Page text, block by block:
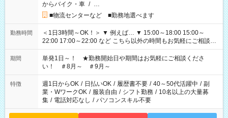
からバイク・車 / …
■物流センターなど ■勤務地選べます
勤務時間
＜1日3時間～OK！＞ ▼ 例えば… ▼ 15:00～18:00 15:00～
22:00 17:00～22:00 など こちら以外の時間もお気軽にご相談く
ださい！
期間
単発1日～！ ★勤務開始日や期間はお気軽にご相談くださ
い！ ＃8月～ ＃9月～
特徴 週1日からOK / 日払いOK / 履歴書不要 / 40～50代活躍中 / 副
業・WワークOK / 服装自由 / シフト勤務 / 10名以上の大量募
集 / 電話対応なし / パソコンスキル不要